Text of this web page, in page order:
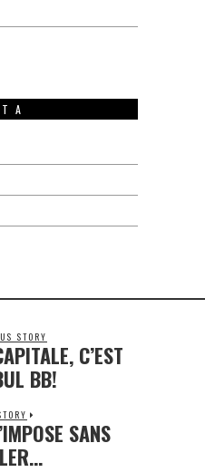
STORY
Previous
post:
C’EST
BB!
Next
post:
SANS